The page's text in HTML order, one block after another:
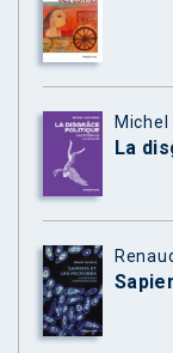
Michel
La